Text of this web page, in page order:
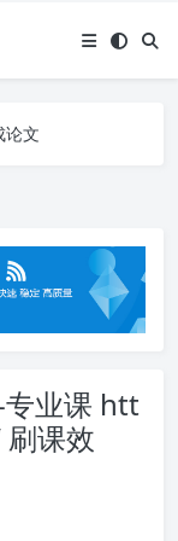
代刷代考项目3000+
专业课 htt
课效